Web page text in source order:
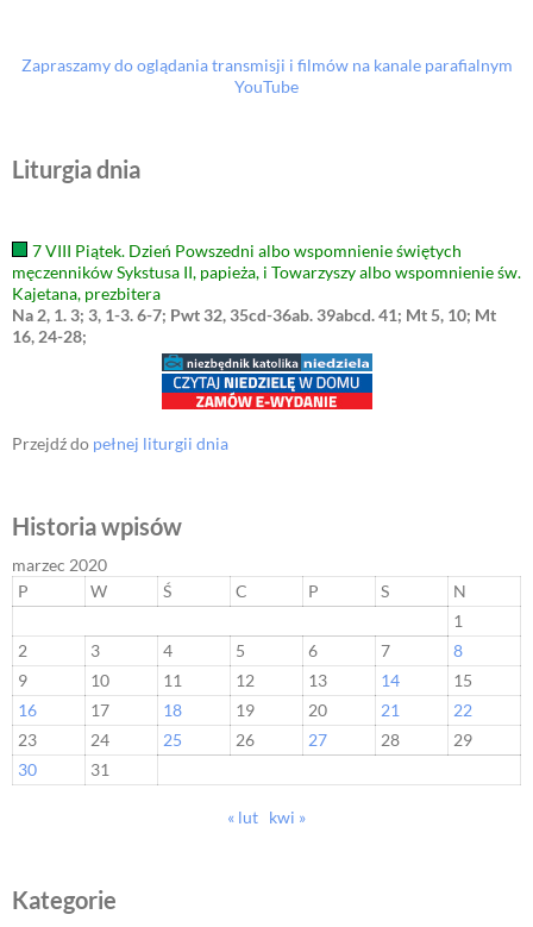
Zapraszamy do oglądania transmisji i filmów na kanale parafialnym
YouTube
Liturgia dnia
7 VIII Piątek. Dzień Powszedni albo wspomnienie świętych
męczenników Sykstusa II, papieża, i Towarzyszy albo wspomnienie św.
Kajetana, prezbitera
Na 2, 1. 3; 3, 1-3. 6-7; Pwt 32, 35cd-36ab. 39abcd. 41; Mt 5, 10; Mt
16, 24-28;
Przejdź do pełnej liturgii dnia
Historia wpisów
marzec 2020
P
W Ś C P S
N
1
2
3 4 5 6 7
8
9
10 11 12 13 14
15
16
17 18 19 20 21
22
23
24 25 26 27 28
29
30
31
« lut kwi »
Kategorie